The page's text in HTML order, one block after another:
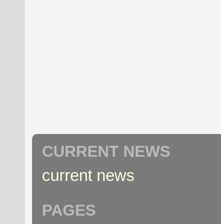
CURRENT NEWS
current news
PAGES